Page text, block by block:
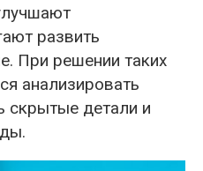
развить
При решении таких
анализировать
скрытые детали и